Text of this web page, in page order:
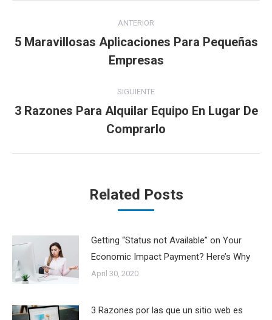
entre
publicaciones
ANTERIOR
Publicación
anterior:
5 Maravillosas Aplicaciones Para Pequeñas
Empresas
SIGUIENTE
Publicación
siguiente:
3 Razones Para Alquilar Equipo En Lugar De
Comprarlo
Related Posts
Getting “Status not Available” on Your
Economic Impact Payment? Here’s Why
April 30, 2020
3 Razones por las que un sitio web es